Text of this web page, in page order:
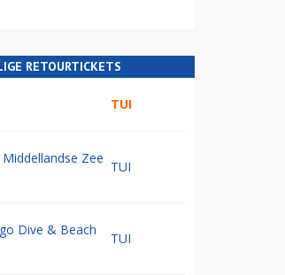
RETOURTICKETS
TUI
Zee
TUI
Dive & Beach
TUI